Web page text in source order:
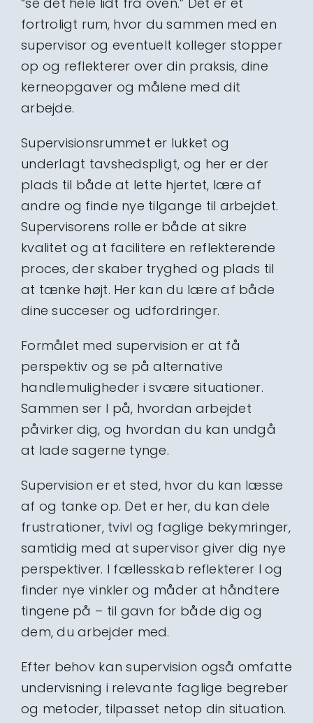
fortroligt rum, hvor du sammen med en
supervisor og eventuelt kolleger stopper
op og reflekterer over din praksis, dine
kerneopgaver og målene med dit
arbejde.
Supervisionsrummet er lukket og
underlagt tavshedspligt, og her er der
plads til både at lette hjertet, lære af
andre og finde nye tilgange til arbejdet.
Supervisorens rolle er både at sikre
kvalitet og at facilitere en reflekterende
proces, der skaber tryghed og plads til
at tænke højt. Her kan du lære af både
dine succeser og udfordringer.
Formålet med supervision er at få
perspektiv og se på alternative
handlemuligheder i svære situationer.
Sammen ser I på, hvordan arbejdet
påvirker dig, og hvordan du kan undgå
at lade sagerne tynge.
Supervision er et sted, hvor du kan læsse
af og tanke op. Det er her, du kan dele
frustrationer, tvivl og faglige bekymringer,
samtidig med at supervisor giver dig nye
perspektiver. I fællesskab reflekterer I og
finder nye vinkler og måder at håndtere
tingene på – til gavn for både dig og
dem, du arbejder med.
Efter behov kan supervision også omfatte
undervisning i relevante faglige begreber
og metoder, tilpasset netop din situation.